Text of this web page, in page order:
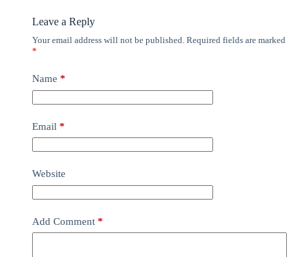
Leave a Reply
Your email address will not be published. Required fields are marked
*
Name *
Email *
Website
Add Comment*